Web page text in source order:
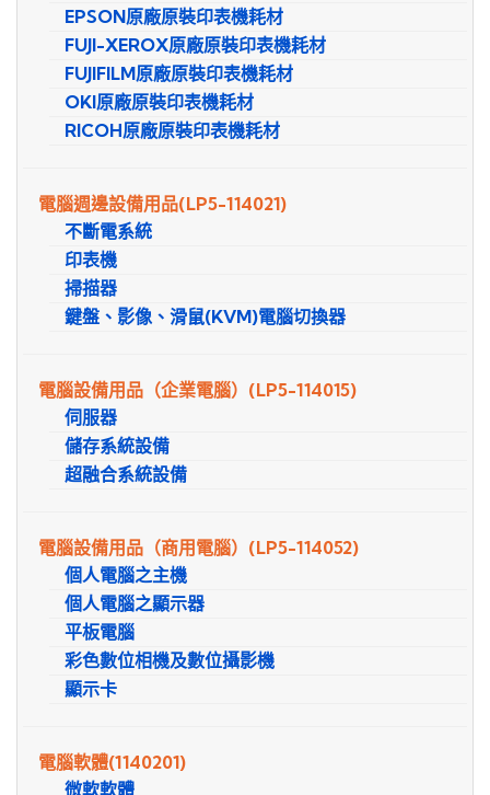
EPSON原廠原裝印表機耗材
FUJI-XEROX原廠原裝印表機耗材
FUJIFILM原廠原裝印表機耗材
OKI原廠原裝印表機耗材
RICOH原廠原裝印表機耗材
電腦週邊設備用品(LP5-114021)
不斷電系統
印表機
掃描器
鍵盤、影像、滑鼠(KVM)電腦切換器
電腦設備用品（企業電腦） (LP5-114015)
伺服器
儲存系統設備
超融合系統設備
電腦設備用品（商用電腦） (LP5-114052)
個人電腦之主機
個人電腦之顯示器
平板電腦
彩色數位相機及數位攝影機
顯示卡
電腦軟體(1140201)
微軟軟體